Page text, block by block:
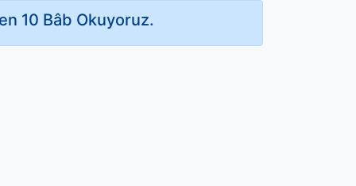
10 Bâb Okuyoruz.